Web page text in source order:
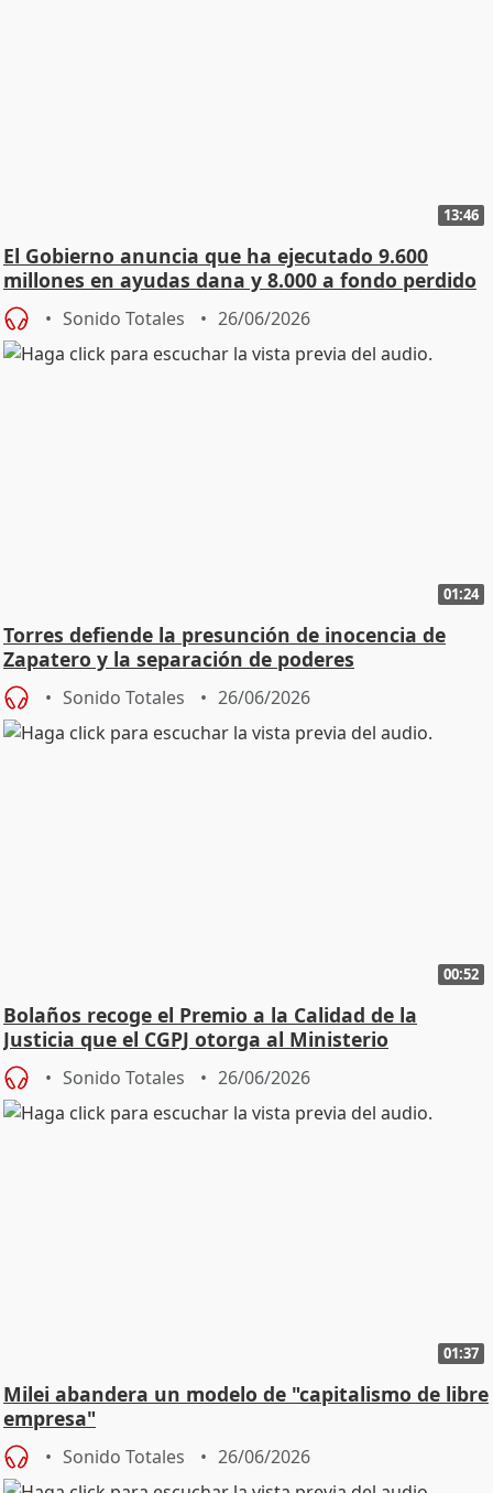
13:46
El Gobierno anuncia que ha ejecutado 9.600
millones en ayudas dana y 8.000 a fondo perdido
Sonido Totales 26/06/2026
01:24
Torres defiende la presunción de inocencia de
Zapatero y la separación de poderes
Sonido Totales 26/06/2026
00:52
Bolaños recoge el Premio a la Calidad de la
Justicia que el CGPJ otorga al Ministerio
Sonido Totales 26/06/2026
01:37
Milei abandera un modelo de "capitalismo de libre
empresa"
Sonido Totales 26/06/2026